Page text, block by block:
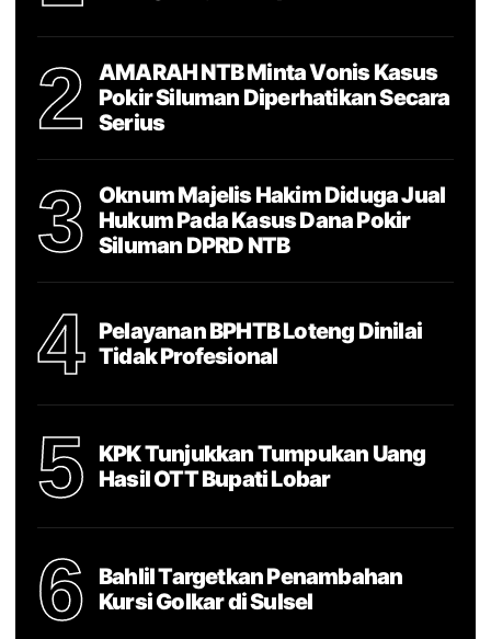
2
AMARAH NTB Minta Vonis Kasus
Pokir Siluman Diperhatikan Secara
Serius
3
Oknum Majelis Hakim Diduga Jual
Hukum Pada Kasus Dana Pokir
Siluman DPRD NTB
4
Pelayanan BPHTB Loteng Dinilai
Tidak Profesional
5
KPK Tunjukkan Tumpukan Uang
Hasil OTT Bupati Lobar
6
Bahlil Targetkan Penambahan
Kursi Golkar di Sulsel